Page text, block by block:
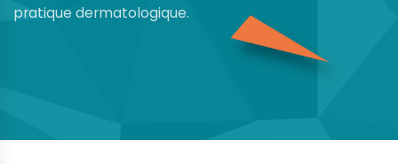
pratique dermatologique.